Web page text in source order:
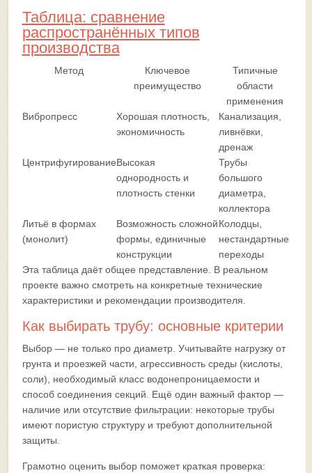
Таблица: сравнение
распространённых типов
производства
Метод
Ключевое
преимущество
Типичные
области
применения
Вибропресс
Хорошая плотность,
экономичность
Канализация,
ливнёвки,
дренаж
ЦентрифугированиеВысокая
однородность и
плотность стенки
Трубы
большого
диаметра,
коллектора
Литьё в формах
(монолит)
Возможность сложной
формы, единичные
конструкции
Колодцы,
нестандартные
переходы
Эта таблица даёт общее представление. В реальном
проекте важно смотреть на конкретные технические
характеристики и рекомендации производителя.
Как выбирать трубу: основные критерии
Выбор — не только про диаметр. Учитывайте нагрузку от
грунта и проезжей части, агрессивность среды (кислоты,
соли), необходимый класс водонепроницаемости и
способ соединения секций. Ещё один важный фактор —
наличие или отсутствие фильтрации: некоторые трубы
имеют пористую структуру и требуют дополнительной
защиты.
Грамотно оценить выбор поможет краткая проверка: